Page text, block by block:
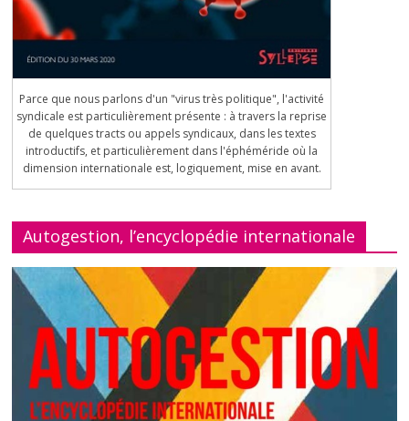
Parce que nous parlons d'un "virus très politique", l'activité
syndicale est particulièrement présente : à travers la reprise
de quelques tracts ou appels syndicaux, dans les textes
introductifs, et particulièrement dans l'éphéméride où la
dimension internationale est, logiquement, mise en avant.
Autogestion, l’encyclopédie internationale